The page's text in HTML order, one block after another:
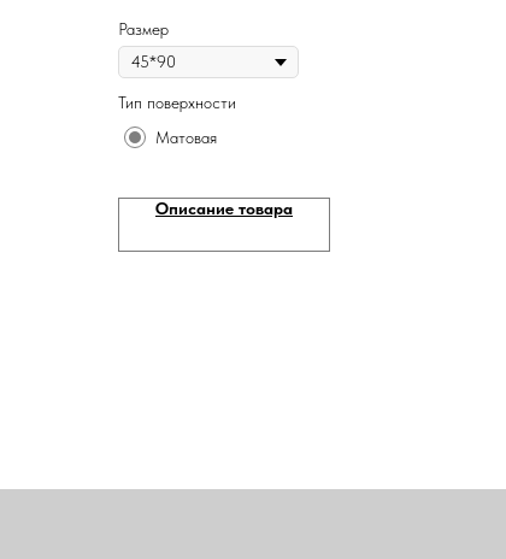
Размер
Тип поверхности
Матовая
Описание товара